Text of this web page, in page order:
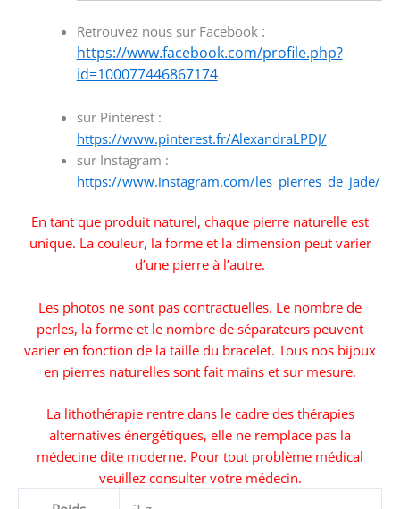
Retrouvez nous sur Facebook :
https://www.facebook.com/profile.php?
id=100077446867174
sur Pinterest :
https://www.pinterest.fr/AlexandraLPDJ/
sur Instagram :
https://www.instagram.com/les_pierres_de_jade/
En tant que produit naturel, chaque pierre naturelle est
unique. La couleur, la forme et la dimension peut varier
d’une pierre à l’autre.
Les photos ne sont pas contractuelles. Le nombre de
perles, la forme et le nombre de séparateurs peuvent
varier en fonction de la taille du bracelet. Tous nos bijoux
en pierres naturelles sont fait mains et sur mesure.
La lithothérapie rentre dans le cadre des thérapies
alternatives énergétiques, elle ne remplace pas la
médecine dite moderne. Pour tout problème médical
veuillez consulter votre médecin.